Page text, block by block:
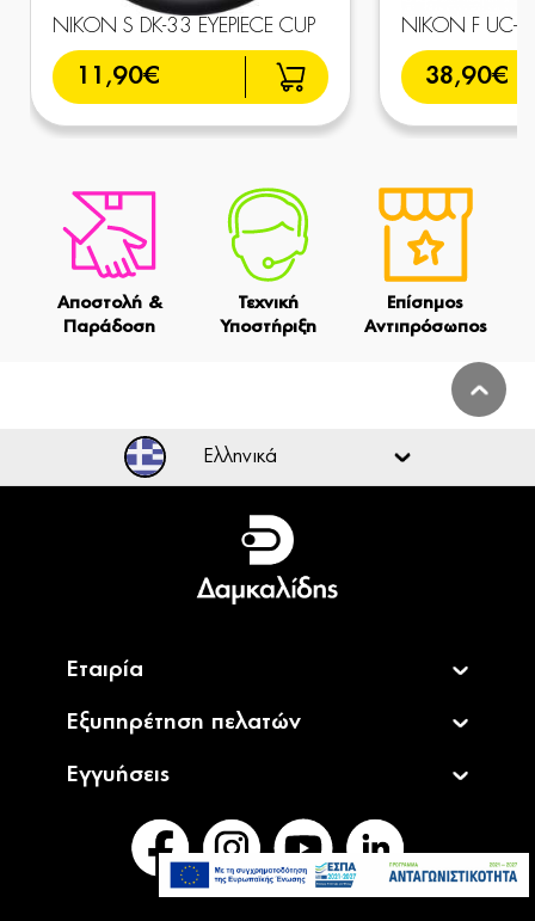
NIKON S DK-33 EYEPIECE CUP
11,90€
NIKON F UC-
38,90€
Αποστολή &
Παράδοση
Τεχνική
Υποστήριξη
Επίσημος
Αντιπρόσωπος
Διαθέσιμο Κατόπιν
Παραγγελίας
2.349,00€
Ελληνικά
Ελληνικά
English
Εταιρία
Εξυπηρέτηση πελατών
Εγγυήσεις